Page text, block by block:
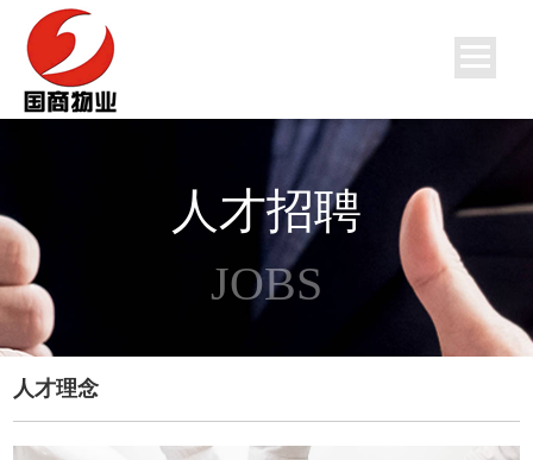
人才招聘
JOBS
人才理念